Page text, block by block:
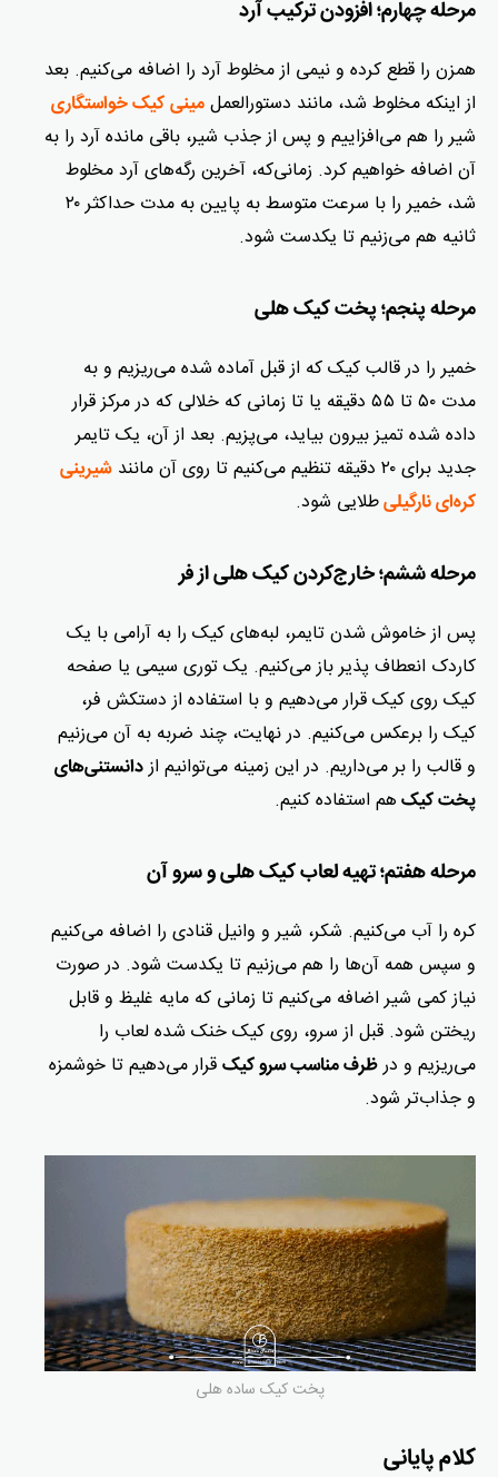
مرحله چهارم؛ افزودن ترکیب آرد
همزن را قطع کرده و نیمی از مخلوط آرد را اضافه می‌کنیم. بعد
از اینکه مخلوط شد، مانند دستورالعمل مینی کیک خواستگاری
شیر را هم می‌افزاییم و پس از جذب شیر، باقی مانده آرد را به
آن اضافه خواهیم کرد. زمانی‌که، آخرین رگه‌های آرد مخلوط
شد، خمیر را با سرعت متوسط ​​به پایین به مدت حداکثر ۲۰
ثانیه هم می‌زنیم تا یکدست شود.
مرحله پنجم؛ پخت کیک هلی
خمیر را در قالب کیک که از قبل آماده شده می‌ریزیم و به
مدت ۵۰ تا ۵۵ دقیقه یا تا زمانی که خلالی که در مرکز قرار
داده شده تمیز بیرون بیاید، می‌پزیم. بعد از آن، یک تایمر
جدید برای ۲۰ دقیقه تنظیم می‌کنیم تا روی آن مانند
شیرینی
کره‌ای نارگیلیطلایی شود.
مرحله ششم؛ خارج‌کردن کیک هلی از فر
پس از خاموش شدن تایمر، لبه‌های کیک را به آرامی با یک
کاردک انعطاف پذیر باز می‌کنیم. یک توری سیمی یا صفحه
کیک روی کیک قرار می‌دهیم و با استفاده از دستکش فر،
کیک را برعکس می‌کنیم. در نهایت، چند ضربه به آن می‌زنیم
و قالب را بر می‌داریم. در این زمینه می‌توانیم ازدانستنی‌های
پخت کیک هم استفاده کنیم.
مرحله هفتم؛ تهیه لعاب کیک هلی و سرو آن
کره را آب می‌کنیم. شکر، شیر و وانیل قنادی را اضافه می‌کنیم
و سپس همه آن‌ها را هم می‌زنیم تا یکدست شود. در صورت
نیاز کمی شیر اضافه می‌کنیم تا زمانی که مایه غلیظ و قابل
ریختن شود. قبل از سرو، روی کیک خنک شده لعاب را
می‌ریزیم و درظرف مناسب سرو کیک قرار می‌دهیم تا خوشمزه
و جذاب‌تر شود.
پخت کیک ساده هلی
کلام پایانی